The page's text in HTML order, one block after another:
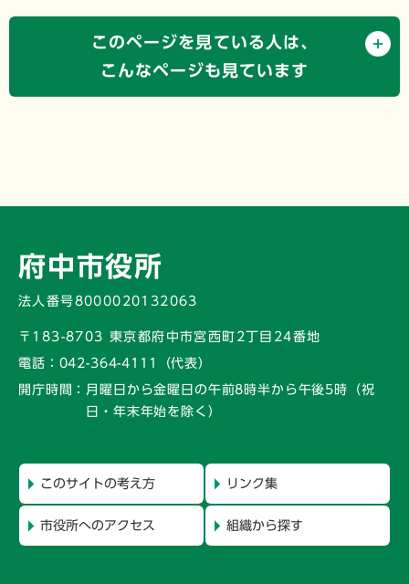
このページを見ている人は、
こんなページも見ています
府中市役所
法人番号8000020132063
〒183-8703 東京都府中市宮西町2丁目24番地
電話： 042-364-4111（代表）
開庁時間： 月曜日から金曜日の午前8時半から午後5時 （祝
日・年末年始を除く）
このサイトの考え方 リンク集
市役所へのアクセス 組織から探す